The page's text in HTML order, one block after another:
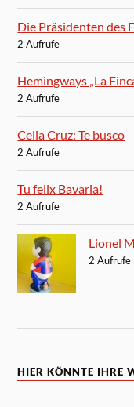
Die Präsidenten des
2 Aufrufe
Hemingways „La
2 Aufrufe
Celia Cruz: Te busco
2 Aufrufe
Tu felix Bavaria!
2 Aufrufe
Lionel
2 Aufrufe
HIER KÖNNTE IHRE